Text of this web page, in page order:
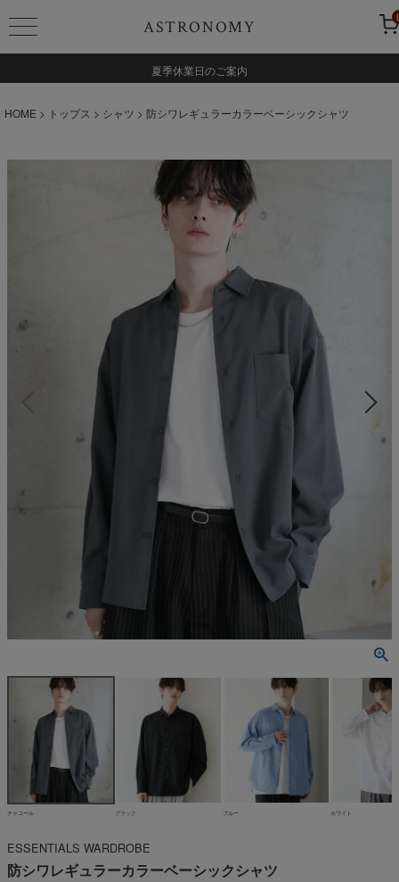
ASTRONOMY
夏季休業日のご案内
HOME トップス シャツ 防シワレギュラーカラーベーシックシャツ
チャコール ブラック ブルー ホワイト
ESSENTIALS WARDROBE
防シワレギュラーカラーベーシックシャツ